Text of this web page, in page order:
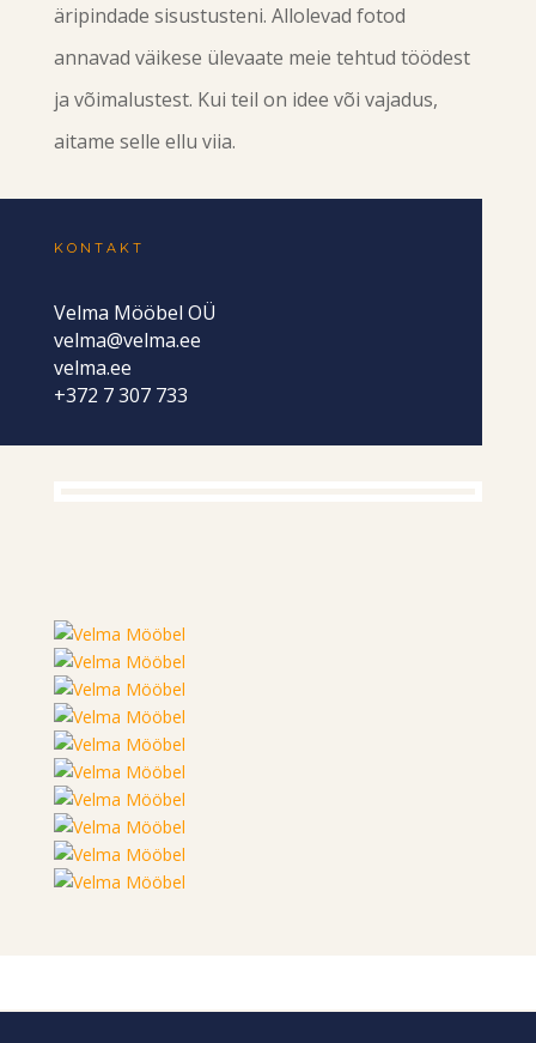
äripindade sisustusteni. Allolevad fotod
annavad väikese ülevaate meie tehtud töödest
ja võimalustest. Kui teil on idee või vajadus,
aitame selle ellu viia.
KONTAKT
Velma Mööbel OÜ
velma@velma.ee
velma.ee
+372 7 307 733